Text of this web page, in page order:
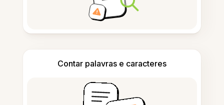
Contar palavras e caracteres